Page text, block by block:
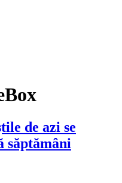
de azi se
săptămâni